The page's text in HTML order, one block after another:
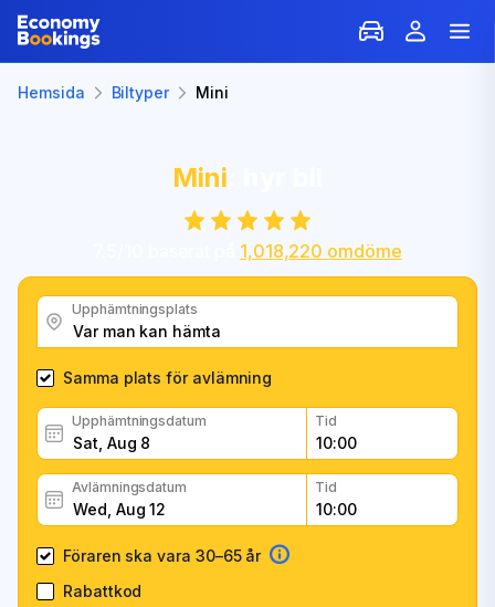
Hemsida Biltyper Mini
Mini
1,018,220 omdöme
Upphämtningsplats
Samma plats för avlämning
Upphämtningsdatum Tid
Avlämningsdatum Tid
Föraren ska vara 30–65 år
Rabattkod